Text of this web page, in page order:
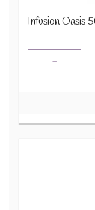
Infusion Oasis
-